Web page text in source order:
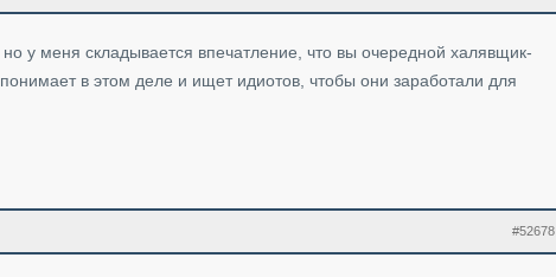
у меня складывается впечатление, что вы очередной халявщик-
в этом деле и ищет идиотов, чтобы они заработали для
#52678